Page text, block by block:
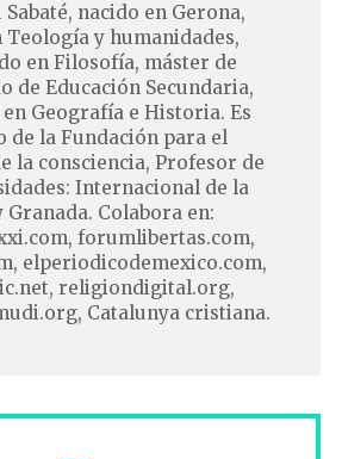
nacido en Gerona,
Teología y humanidades,
en Filosofía, máster de
de Educación Secundaria,
Geografía e Historia. Es
de la Fundación para el
la consciencia, Profesor de
Internacional de la
Granada. Colabora en:
forumlibertas.com,
elperiodicodemexico.com,
religiondigital.org,
Catalunya cristiana.